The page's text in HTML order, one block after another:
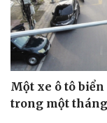
Một xe ô tô
trong một